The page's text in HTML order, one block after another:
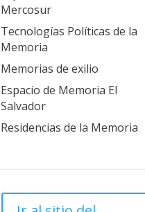
Mercosur
Tecnologías Políticas de la
Memoria
Memorias de exilio
Espacio de Memoria El
Salvador
Residencias de la Memoria